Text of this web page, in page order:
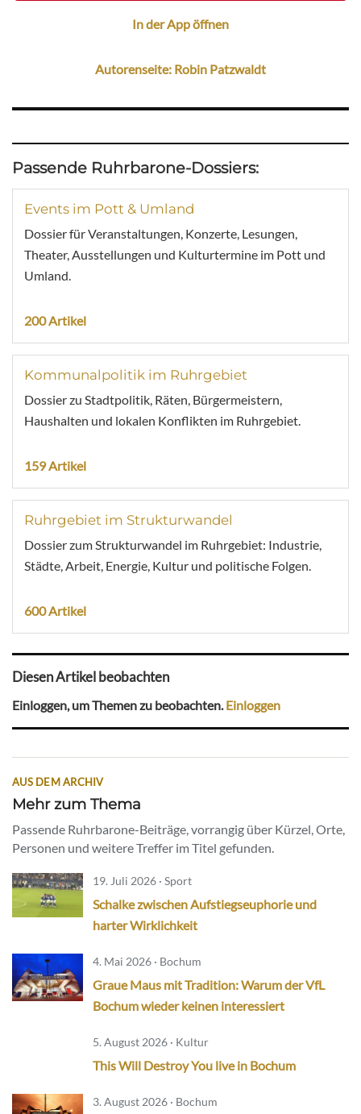
In der App öffnen
Autorenseite: Robin Patzwaldt
Passende Ruhrbarone-Dossiers:
Events im Pott & Umland
Dossier für Veranstaltungen, Konzerte, Lesungen,
Theater, Ausstellungen und Kulturtermine im Pott und
Umland.
200 Artikel
Kommunalpolitik im Ruhrgebiet
Dossier zu Stadtpolitik, Räten, Bürgermeistern,
Haushalten und lokalen Konflikten im Ruhrgebiet.
159 Artikel
Ruhrgebiet im Strukturwandel
Dossier zum Strukturwandel im Ruhrgebiet: Industrie,
Städte, Arbeit, Energie, Kultur und politische Folgen.
600 Artikel
Diesen Artikel beobachten
Einloggen, um Themen zu beobachten.Einloggen
AUS DEM ARCHIV
Mehr zum Thema
Passende Ruhrbarone-Beiträge, vorrangig über Kürzel, Orte,
Personen und weitere Treffer im Titel gefunden.
19. Juli 2026 · Sport
Schalke zwischen Aufstiegseuphorie und
harter Wirklichkeit
4. Mai 2026 · Bochum
Graue Maus mit Tradition: Warum der VfL
Bochum wieder keinen interessiert
5. August 2026 · Kultur
This Will Destroy You live in Bochum
3. August 2026 · Bochum